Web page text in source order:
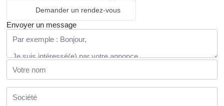
Demander un rendez-vous
Envoyer un message